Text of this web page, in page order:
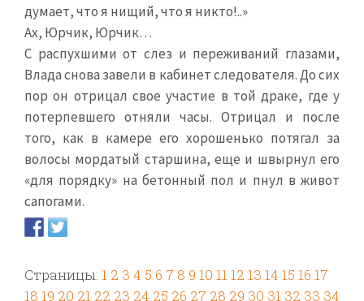
думает, что я нищий, что я никто!..»
Ах, Юрчик, Юрчик…
С распухшими от слез и переживаний глазами,
Влада снова завели в кабинет следователя. До сих
пор он отрицал свое участие в той драке, где у
потерпевшего отняли часы. Отрицал и после
того, как в камере его хорошенько потягал за
волосы мордатый старшина, еще и швырнул его
«для порядку» на бетонный пол и пнул в живот
сапогами.
Страницы: 1 2 3 4 5 6 7 8 9 10 1112 13 14 15 16 17
18 19 20 21 22 23 24 25 26 27 28 29 30 31 32 33 34